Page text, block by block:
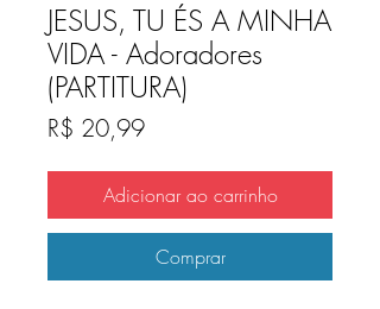
JESUS, TU ÉS A MINHA
VIDA - Adoradores
(PARTITURA)
R$ 20,99Preço
Adicionar ao carrinho
Comprar